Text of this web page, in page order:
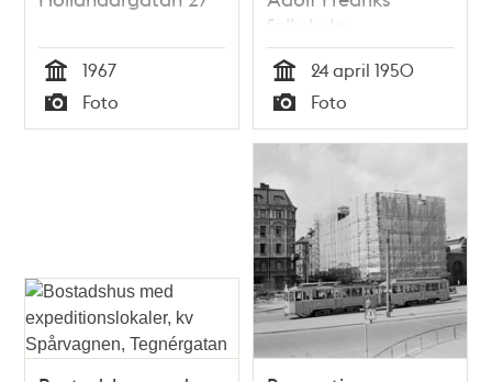
Tid
1967
Typ
Foto
folkskola
Tid
24 april 1950
Typ
Foto